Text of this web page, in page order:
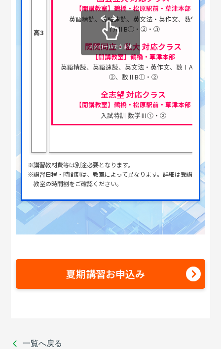
高3
【開講教室】鶴橋・松原駅前・草津本部
英語精読、英語速読、英文法・英作文、数学
ⅠAⅡB➀・➁・③
関関同立・私大 対応クラス
【開講教室】鶴橋・草津本部
英語精読、英語速読、英文法・英作文、数ⅠA➀・
➁、数ⅡB➀・➁
全志望 対応クラス
【開講教室】鶴橋・松原駅前・草津本部
入試特訓 数学Ⅲ➀・➁
スクロールできます
※講習教材費等は別途必要となります。
※講習日程・時間割は、教室によって異なります。詳細は受講
教室の時間割をご確認ください。
夏期講習お申込み
一覧へ戻る